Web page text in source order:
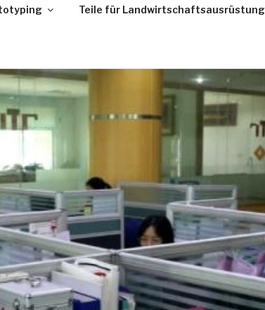
Teile für Landwirtschaftsausrüstung